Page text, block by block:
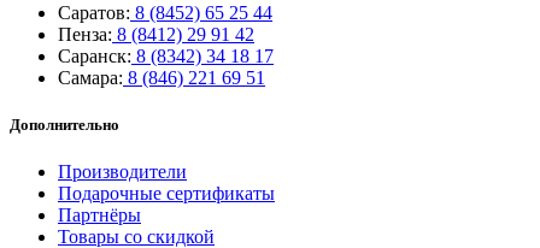
Саратов: 8 (8452) 65 25 44
Пенза: 8 (8412) 29 91 42
Саранск: 8 (8342) 34 18 17
Самара: 8 (846) 221 69 51
Дополнительно
Производители
Подарочные сертификаты
Партнёры
Товары со скидкой